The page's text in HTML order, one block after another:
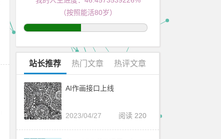
（按照能活80岁）
站长推荐 热门文章 热评文章
AI作画接口上线
阅读 220
2023/04/27